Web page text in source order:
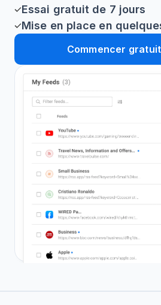
Essai gratuit de 7 jours
Mise en place en
Commencer